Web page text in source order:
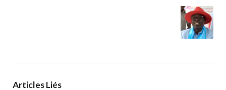
Articles Liés